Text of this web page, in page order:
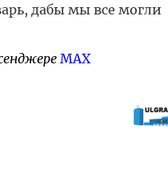
дабы мы все могли
MAX